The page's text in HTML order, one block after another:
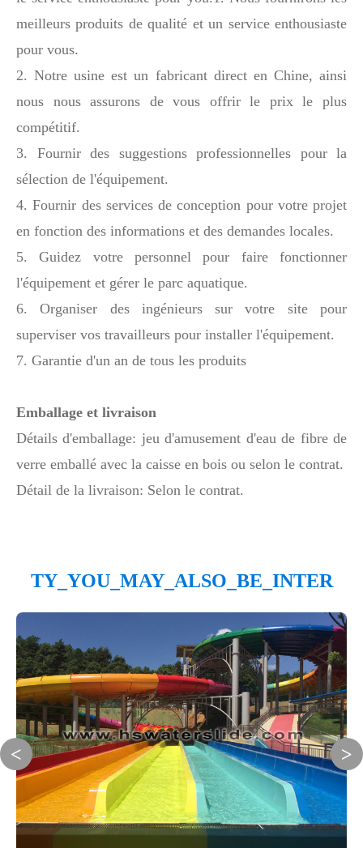
meilleurs produits de qualité et un service enthousiaste
pour vous.
2. Notre usine est un fabricant direct en Chine, ainsi
nous nous assurons de vous offrir le prix le plus
compétitif.
3. Fournir des suggestions professionnelles pour la
sélection de l'équipement.
4. Fournir des services de conception pour votre projet
en fonction des informations et des demandes locales.
5. Guidez votre personnel pour faire fonctionner
l'équipement et gérer le parc aquatique.
6. Organiser des ingénieurs sur votre site pour
superviser vos travailleurs pour installer l'équipement.
7. Garantie d'un an de tous les produits
Emballage et livraison
Détails d'emballage: jeu d'amusement d'eau de fibre de
verre emballé avec la caisse en bois ou selon le contrat.
Détail de la livraison: Selon le contrat.
TY_YOU_MAY_ALSO_BE_INTER